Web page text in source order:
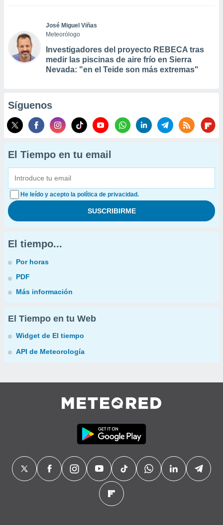
José Miguel Viñas
Meteorólogo
Investigadores del proyecto REBECA tras
medir las piscinas de aire frío en Sierra
Nevada: "en el Teide son más extremas"
Síguenos
El Tiempo en tu email
He leído y acepto la política de privacidad.
El tiempo...
Por horas
PDF
Más información
El Tiempo en tu Web
Widget de El tiempo
API de Meteorología